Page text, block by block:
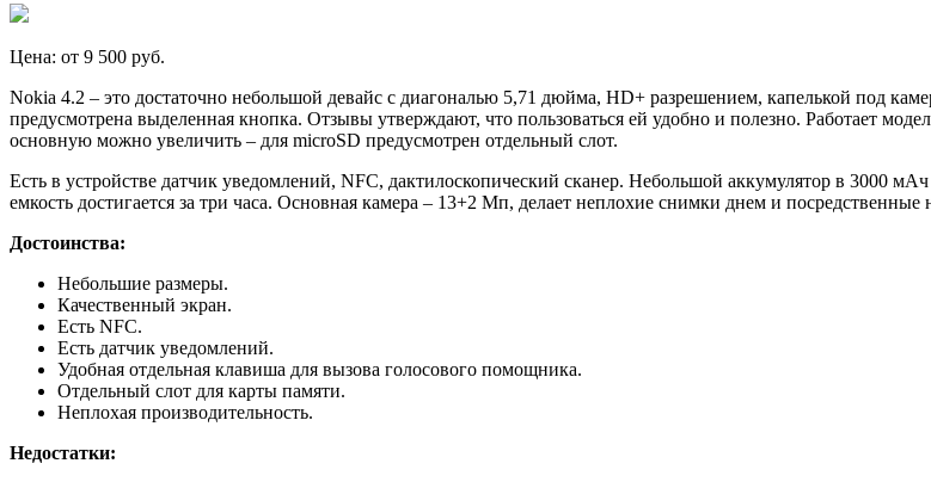
Цена: от 9 500 руб.
Nokia 4.2 – это достаточно небольшой девайс с диагональю 5,71 дюйма, HD+ разрешением, капелькой под
предусмотрена выделенная кнопка. Отзывы утверждают, что пользоваться ей удобно и полезно. Работает
основную можно увеличить – для microSD предусмотрен отдельный слот.
Есть в устройстве датчик уведомлений, NFC, дактилоскопический сканер. Небольшой аккумулятор в 3000
емкость достигается за три часа. Основная камера – 13+2 Мп, делает неплохие снимки днем и
Достоинства:
Небольшие размеры.
Качественный экран.
Есть NFC.
Есть датчик уведомлений.
Удобная отдельная клавиша для вызова голосового помощника.
Отдельный слот для карты памяти.
Неплохая производительность.
Недостатки: